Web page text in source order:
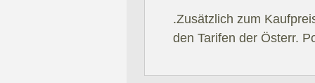
.Zusätzlich zum
den Tarifen der Österr.